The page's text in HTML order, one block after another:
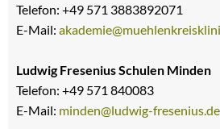
Telefon: +49 571 3883892071
E-Mail:
Ludwig Fresenius Schulen Minden
Telefon: +49 571 840083
E-Mail: minden@ludwig-fresenius.de